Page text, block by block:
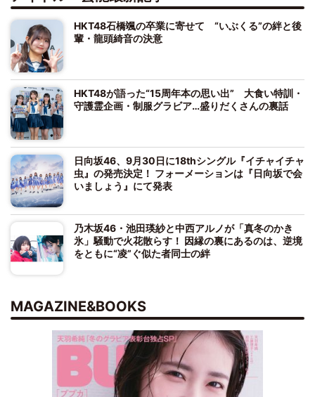
HKT48石橋颯の卒業に寄せて “いぶくる”の絆と後
輩・龍頭綺音の決意
HKT48が語った“15周年本の思い出” 大食い特訓・
守護霊企画・制服グラビア…盛りだくさんの裏話
日向坂46、9月30日に18thシングル『イチャイチャ
虫』の発売決定！ フォーメーションは『日向坂で会
いましょう』にて発表
乃木坂46・池田瑛紗と中西アルノが「真冬のかき
氷」騒動で火花散らす！ 因縁の裏にあるのは、逆境
をともに“凌”ぐ似た者同士の絆
MAGAZINE&BOOKS